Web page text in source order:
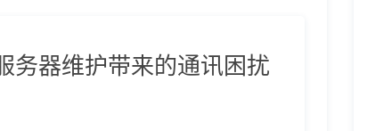
务器维护带来的通讯困扰